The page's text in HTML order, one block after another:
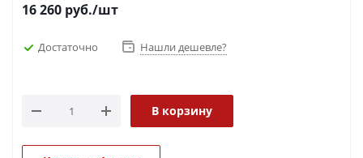
16 260 руб./шт
Достаточно Нашли дешевле?
В корзину